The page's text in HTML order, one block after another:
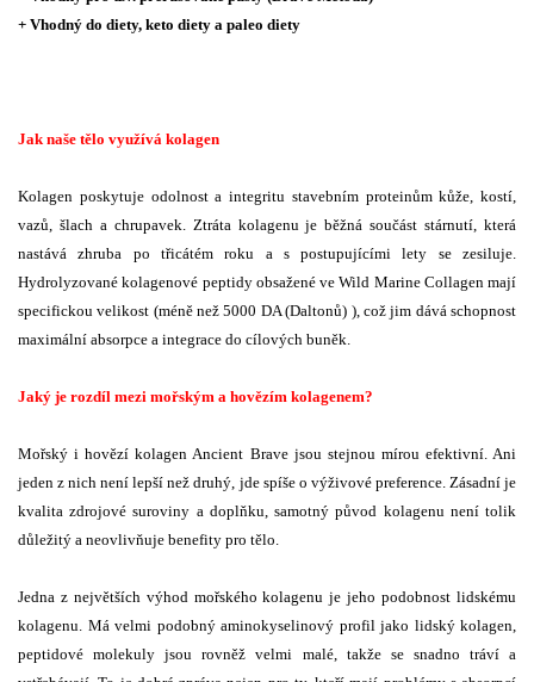
+ Vhodný do diety, keto diety a paleo diety
Jak naše tělo využívá kolagen
Kolagen poskytuje odolnost a integritu stavebním proteinům kůže, kostí,
vazů, šlach a chrupavek. Ztráta kolagenu je běžná součást stárnutí, která
nastává zhruba po třicátém roku a s postupujícími lety se zesiluje.
Hydrolyzované kolagenové peptidy obsažené ve Wild Marine Collagen mají
specifickou velikost (méně než 5000 DA (Daltonů) ), což jim dává schopnost
maximální absorpce a integrace do cílových buněk.
Jaký je rozdíl mezi mořským a hovězím kolagenem?
Mořský i hovězí kolagen Ancient Brave jsou stejnou mírou efektivní. Ani
jeden z nich není lepší než druhý, jde spíše o výživové preference. Zásadní je
kvalita zdrojové suroviny a doplňku, samotný původ kolagenu není tolik
důležitý a neovlivňuje benefity pro tělo.
Jedna z největších výhod mořského kolagenu je jeho podobnost lidskému
kolagenu. Má velmi podobný aminokyselinový profil jako lidský kolagen,
peptidové molekuly jsou rovněž velmi malé, takže se snadno tráví a